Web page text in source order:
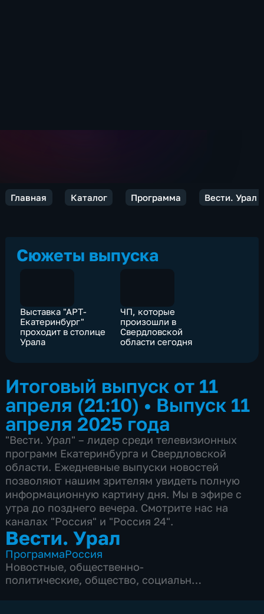
Главная Каталог Программа Вести. Урал
Сюжеты выпуска
Выставка "АРТ-
Екатеринбург"
проходит в столице
Урала
ЧП, которые
произошли в
Свердловской
области сегодня
Итоговый выпуск от 11
апреля (21:10)• Выпуск 11
апреля 2025 года
"Вести. Урал" – лидер среди телевизионных
программ Екатеринбурга и Свердловской
области. Ежедневные выпуски новостей
позволяют нашим зрителям увидеть полную
информационную картину дня. Мы в эфире с
утра до позднего вечера. Смотрите нас на
каналах "Россия" и "Россия 24".
Вести. Урал
ПрограммаРоссия
Новостные, общественно-
политические, общество, социально-